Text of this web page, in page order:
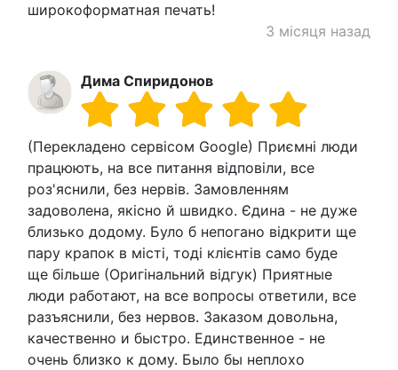
широкоформатная печать!
3 місяця назад
Дима Спиридонов
(Перекладено сервісом Google) Приємні люди
працюють, на все питання відповіли, все
роз'яснили, без нервів. Замовленням
задоволена, якісно й швидко. Єдина - не дуже
близько додому. Було б непогано відкрити ще
пару крапок в місті, тоді клієнтів само буде
ще більше (Оригінальний відгук) Приятные
люди работают, на все вопросы ответили, все
разъяснили, без нервов. Заказом довольна,
качественно и быстро. Единственное - не
очень близко к дому. Было бы неплохо